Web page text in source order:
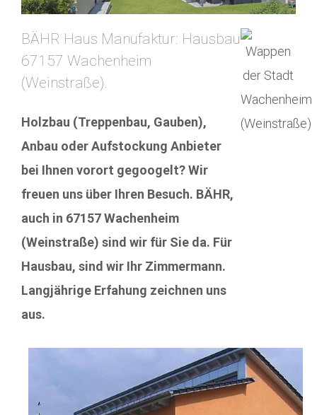
BÄHR Haus Manufaktur: Hausbau
67157 Wachenheim
(Weinstraße).
Holzbau (Treppenbau, Gauben),
Anbau oder Aufstockung Anbieter
bei Ihnen vorort gegoogelt? Wir
freuen uns über Ihren Besuch. BÄHR,
auch in 67157 Wachenheim
(Weinstraße) sind wir für Sie da. Für
Hausbau, sind wir Ihr Zimmermann.
Langjährige Erfahung zeichnen uns
aus.